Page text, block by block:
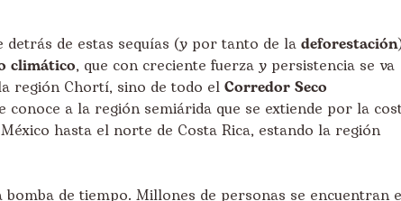
detrás de estas sequías (y por tanto de la deforestación
climático, que con creciente fuerza y persistencia se va
región Chortí, sino de todo el Corredor Seco
conoce a la región semiárida que se extiende por la
hasta el norte de Costa Rica, estando la región
de tiempo. Millones de personas se encuentran